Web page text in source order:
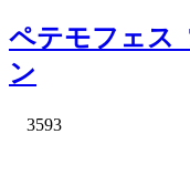
ペテモフェス
ン
3593